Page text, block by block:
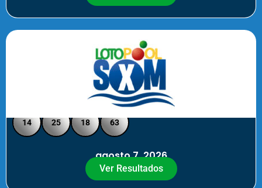
Loto Pool SXM Noche
14 25 18 63
agosto 7, 2026
Ver Resultados